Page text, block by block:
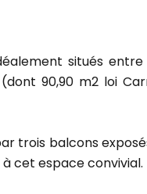
situés
90,90 m2 loi
trois balcons
cet espace convivial.